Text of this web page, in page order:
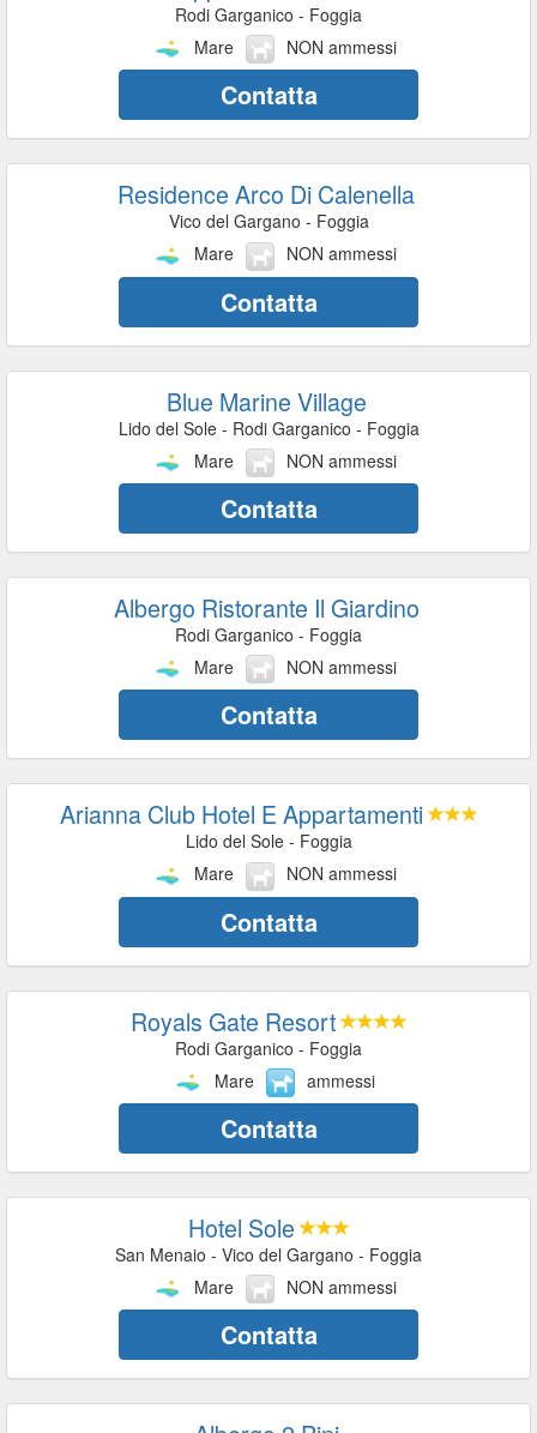
Rodi Garganico - Foggia
Mare
NON ammessi
Contatta
Residence Arco Di Calenella
Vico del Gargano - Foggia
Mare
NON ammessi
Contatta
Blue Marine Village
Lido del Sole - Rodi Garganico - Foggia
Mare
NON ammessi
Contatta
Albergo Ristorante Il Giardino
Rodi Garganico - Foggia
Mare
NON ammessi
Contatta
Arianna Club Hotel E Appartamenti
Lido del Sole - Foggia
Mare
NON ammessi
Contatta
Royals Gate Resort
Rodi Garganico - Foggia
Mare
ammessi
Contatta
Hotel Sole
San Menaio - Vico del Gargano - Foggia
Mare
NON ammessi
Contatta